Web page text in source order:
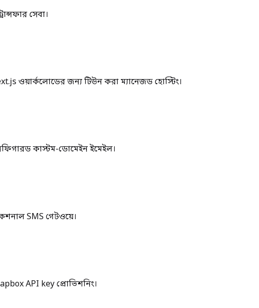
সেবা।
ওয়ার্কলোডের জন্য টিউন করা ম্যানেজড হোস্টিং।
কাস্টম-ডোমেইন ইমেইল।
SMS গেটওয়ে।
API key প্রোভিশনিং।